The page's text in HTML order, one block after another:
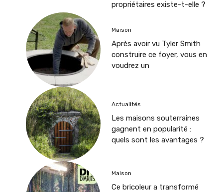
propriétaires existe-t-elle ?
Maison
Après avoir vu Tyler Smith
construire ce foyer, vous en
voudrez un
Actualités
Les maisons souterraines
gagnent en popularité :
quels sont les avantages ?
Maison
Ce bricoleur a transformé